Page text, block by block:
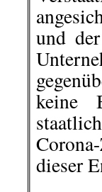
und
keine
dieser